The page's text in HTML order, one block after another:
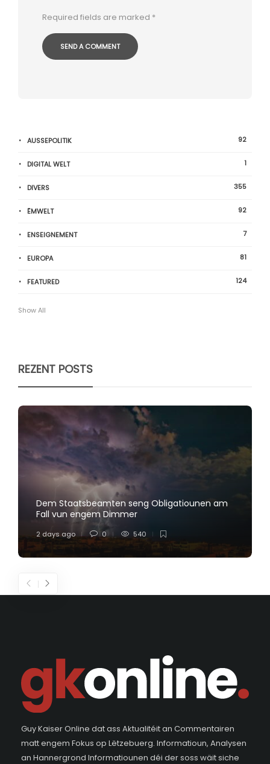
Required fields are marked *
AUSSEPOLITIK 92
DIGITAL WELT 1
DIVERS 355
ËMWELT 92
ENSEIGNEMENT 7
EUROPA 81
FEATURED 124
Show All
REZENT POSTS
Dem Staatsbeamten seng Obligatiounen am
Fall vun engem Dimmer
2 days ago 0 540
Guy Kaiser Online dat ass Aktualitéit an Commentairen
matt engem Fokus op Lëtzebuerg. Informatioun, Analysen
an Hannergrond Informatiounen déi der soss wäit siche